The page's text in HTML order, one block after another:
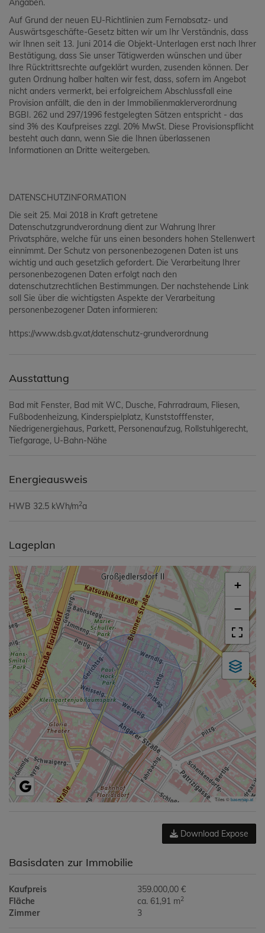
Angaben.
Auf Grund der neuen EU-Richtlinien zum Fernabsatz- und
Auswärtsgeschäfte-Gesetz bitten wir um Ihr Verständnis, dass
wir Ihnen seit 13. Juni 2014 die Objekt-Unterlagen erst nach Ihrer
Bestätigung, dass Sie unser Tätigwerden wünschen und über
Ihre Rücktrittsrechte aufgeklärt wurden, zusenden können. Der
guten Ordnung halber halten wir fest, dass, sofern im Angebot
nicht anders vermerkt, bei erfolgreichem Abschlussfall eine
Provision anfällt, die den in der Immobilienmaklerverordnung
BGBI. 262 und 297/1996 festgelegten Sätzen entspricht - das
sind 3% des Kaufpreises zzgl. 20% MwSt. Diese Provisionspflicht
besteht auch dann, wenn Sie die Ihnen überlassenen
Informationen an Dritte weitergeben.
DATENSCHUTZINFORMATION
Die seit 25. Mai 2018 in Kraft getretene
Datenschutzgrundverordnung dient zur Wahrung Ihrer
Privatsphäre, welche für uns einen besonders hohen Stellenwert
einnimmt. Der Schutz von personenbezogenen Daten ist uns
wichtig und auch gesetzlich gefordert. Die Verarbeitung Ihrer
personenbezogenen Daten erfolgt nach den
datenschutzrechtlichen Bestimmungen. Der nachstehende Link
soll Sie über die wichtigsten Aspekte der Verarbeitung
personenbezogener Daten informieren:
https://www.dsb.gv.at/datenschutz-grundverordnung
Ausstattung
Bad mit Fenster Bad mit WC Dusche Fahrradraum Fliesen
Fußbodenheizung Kinderspielplatz Kunststofffenster
Niedrigenergiehaus Parkett Personenaufzug Rollstuhlgerecht
Tiefgarage U-Bahn-Nähe
Energieausweis
HWB 32.5 kWh/m2a
Lageplan
+
−
Tiles ©basemap.at
Download Expose
Basisdaten zur Immobilie
Kaufpreis
359.000,00 €
Fläche
ca. 61,91 m2
Zimmer 3